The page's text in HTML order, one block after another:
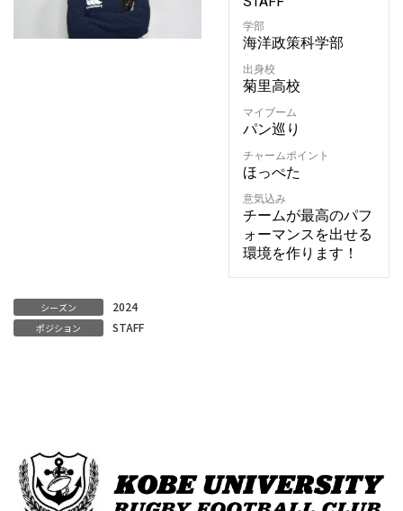
学部
海洋政策科学部
出身校
菊里高校
マイブーム
パン巡り
チャームポイント
ほっぺた
意気込み
チームが最高のパフ
ォーマンスを出せる
環境を作ります！
シーズン 2024
ポジション STAFF